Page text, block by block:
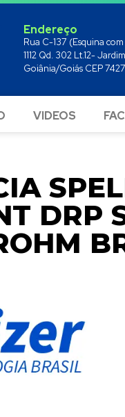
Endereço
Rua C-137 (Esquina
1112 Qd. 302 Lt.12-
Goiânia/Goiás CEP
VIDEOS
DRP